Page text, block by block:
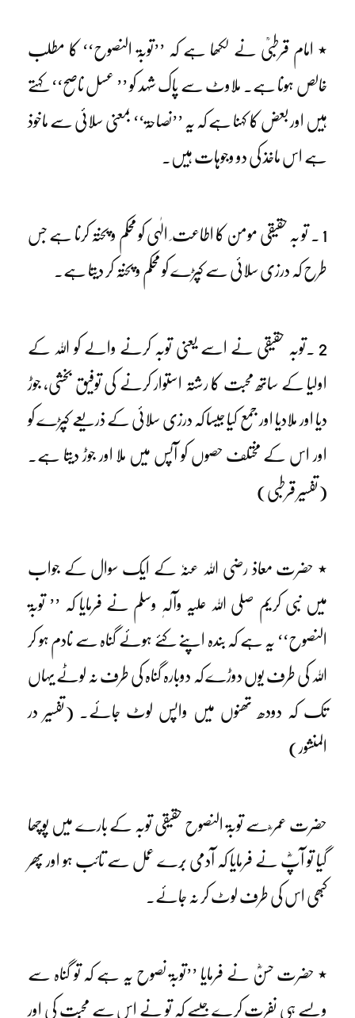
٭ امام قرطبیؒ نے لکھا ہے کہ ’’توبۃ النصوح‘‘ کا مطلب
خالص ہونا ہے۔ ملاوٹ سے پاک شہد کو ’’ عسل ناصح‘‘ کہتے
ہیں اور بعض کا کہنا ہے کہ یہ ’’نصاحۃ‘‘ بمعنی سلائی سے ماخوذ
ہے اس ماخذ کی دو وجوہات ہیں۔
1 ۔ تو بہ حقیقی مومن کا اطاعت ِ الٰہی کو محکم و پختہ کرنا ہے جس
طرح کہ درزی سلائی سے کپڑے کو محکم و پختہ کر دیتا ہے۔
2 ۔توبہ حقیقی نے اسے یعنی توبہ کرنے والے کو اللہ کے
اولیا کے ساتھ محبت کا رشتہ استوار کرنے کی توفیق بخشی، جوڑ
دیا اور ملادیا اور جمع کیا جیسا کہ درزی سلائی کے ذریعے کپڑے کو
اور اس کے مختلف حصوں کو آپس میں ملا اور جوڑ دیتا ہے۔
(تفسیر قرطبی)
٭ حضرت معاذ رضی اللہ عنہٗ کے ایک سوال کے جواب
میں نبی کریم صلی اللہ علیہ وآلہٖ وسلم نے فرمایا کہ ’’ توبۃ
النصوح‘‘ یہ ہے کہ بندہ اپنے کئے ہوئے گناہ سے نادم ہو کر
اللہ کی طرف یوں دوڑے کہ دوبارہ گناہ کی طرف نہ لوٹے یہاں
تک کہ دودھ تھنوں میں واپس لوٹ جائے۔ (تفسیر در
المنشور)
حضرت عمر ؓ سے توبۃ النصوح حقیقی توبہ کے بارے میں پوچھا
گیا تو آپؓ نے فرمایا کہ آدمی بُرے عمل سے تائب ہو اور پھر
کبھی اس کی طرف لوٹ کر نہ جائے۔
٭ حضرت حسنؓ نے فرمایا ’’توبۃ نصوح یہ ہے کہ تو گناہ سے
ویسے ہی نفرت کرے جیسے کہ تو نے اس سے محبت کی اور